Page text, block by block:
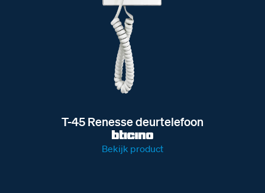
T-45 Renesse deurtelefoon
Bekijk product